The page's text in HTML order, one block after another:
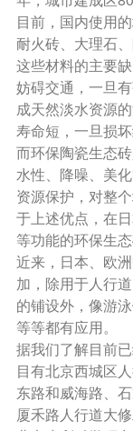
目前，国内使用
耐火砖、大理石、
这些材料的主要
妨碍交通，一旦
成天然淡水资源
寿命短，一旦损
而环保陶瓷生态
水性、降噪、美
资源保护，对整
于上述优点，在
等功能的环保生态
近来，日本、欧
加，除用于人行
的铺设外，像游
等等都有应用。
据我们了解目前
目有北京西城区
东路和威海路、
厦禾路人行道大修